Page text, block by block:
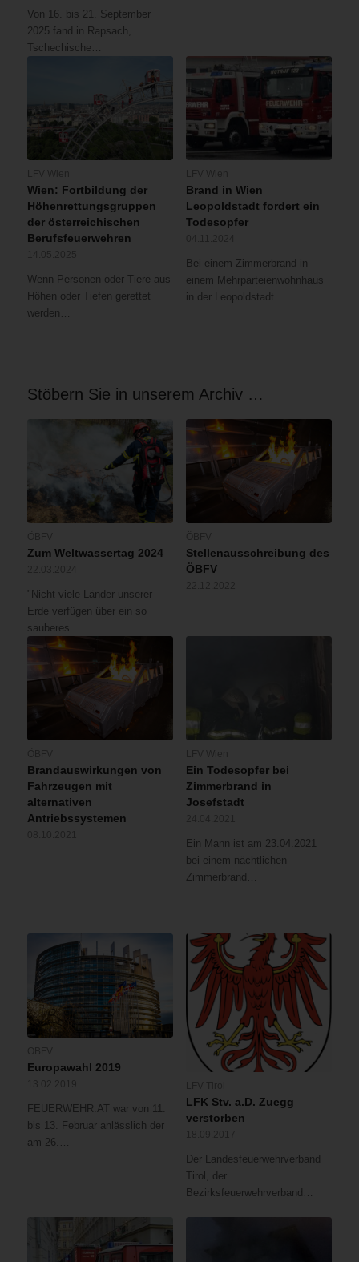
Von 16. bis 21. September
2025 fand in Rapsach,
Tschechische…
Wien: Fortbildung der
Höhenrettungsgruppen
der österreichischen
Berufsfeuerwehren
Wenn Personen oder Tiere aus
Höhen oder Tiefen gerettet
werden…
Brand in Wien
Leopoldstadt fordert ein
Todesopfer
Bei einem Zimmerbrand in
einem Mehrparteienwohnhaus
in der Leopoldstadt…
Stöbern Sie in unserem Archiv …
Zum Weltwassertag 2024
"Nicht viele Länder unserer
Erde verfügen über ein so
sauberes…
Stellenausschreibung des
ÖBFV
Brandauswirkungen von
Fahrzeugen mit
alternativen
Antriebssystemen
Ein Todesopfer bei
Zimmerbrand in
Josefstadt
Ein Mann ist am 23.04.2021
bei einem nächtlichen
Zimmerbrand…
Europawahl 2019
FEUERWEHR.AT war von 11.
bis 13. Februar anlässlich der
am 26.…
LFK Stv. a.D. Zuegg
verstorben
Der Landesfeuerwehrverband
Tirol, der
Bezirksfeuerwehrverband…